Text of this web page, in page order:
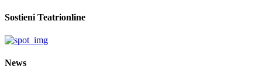
Sostieni Teatrionline
News